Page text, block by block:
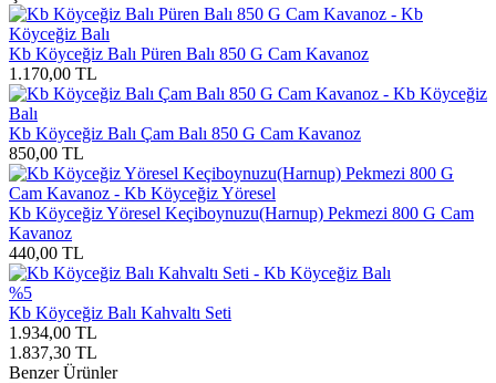
Kb Köyceğiz Balı Püren Balı 850 G Cam Kavanoz
1.170,00 TL
Kb Köyceğiz Balı Çam Balı 850 G Cam Kavanoz
850,00 TL
Kb Köyceğiz Yöresel Keçiboynuzu(Harnup) Pekmezi 800 G Cam
Kavanoz
440,00 TL
%5
Kb Köyceğiz Balı Kahvaltı Seti
1.934,00 TL
1.837,30 TL
Benzer Ürünler